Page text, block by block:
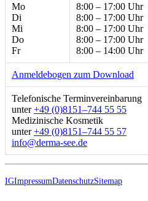
Mo
Di
Mi
Do
Fr
8:00 – 17:00 Uhr
8:00 – 17:00 Uhr
8:00 – 17:00 Uhr
8:00 – 17:00 Uhr
8:00 – 14:00 Uhr
Anmeldebogen zum Download
Telefonische Terminvereinbarung
unter+49 (0)8151–744 55 55
Medizinische Kosmetik
unter+49 (0)8151–744 55 57
ed.ees-amred@ofni
IGImpressumDatenschutzSitemap